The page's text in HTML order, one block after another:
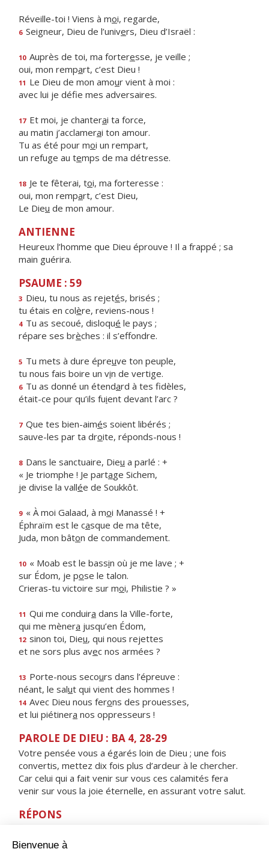
Réveille-toi ! Viens à moi, regarde,
6 Seigneur, Dieu de l’univers, Dieu d’Israël :
10 Auprès de toi, ma forteresse, je veille ;
oui, mon rempart, c’est Dieu !
11 Le Dieu de mon amour vient à moi :
avec lui je défe mes adversaires.
17 Et moi, je chanterai ta force,
au matin j’acclamerai ton amour.
Tu as été pour moi un rempart,
un refuge au temps de ma détresse.
18 Je te fêterai, toi, ma forteresse :
oui, mon rempart, c’est Dieu,
Le Dieu de mon amour.
ANTIENNE
Heureux l’homme que Dieu éprouve ! Il a frappé ; sa
main guérira.
PSAUME : 59
3 Dieu, tu nous as rejetés, brisés ;
tu étais en colère, reviens-nous !
4 Tu as secoué, disloqué le pays ;
répare ses brèches : il s’effondre.
5 Tu mets à dure épreuve ton peuple,
tu nous fais boire un vin de vertige.
6 Tu as donné un étendard à tes fidèles,
était-ce pour qu’ils fuient devant l’arc ?
7 Que tes bien-aimés soient libérés ;
sauve-les par ta droite, réponds-nous !
8 Dans le sanctuaire, Dieu a parlé : +
« Je triomphe ! Je partage Sichem,
je divise la vallée de Soukkôt.
9 « À moi Galaad, à moi Manassé ! +
Éphraïm est le casque de ma tête,
Juda, mon bâton de commandement.
10 « Moab est le bassin où je me lave ; +
sur Édom, je pose le talon.
Crieras-tu victoire sur moi, Philistie ? »
11 Qui me conduira dans la Ville-forte,
qui me mènera jusqu’en Édom,
12 sinon toi, Dieu, qui nous rejettes
et ne sors plus avec nos armées ?
13 Porte-nous secours dans l’épreuve :
néant, le salut qui vient des hommes !
14 Avec Dieu nous ferons des prouesses,
et lui piétinera nos oppresseurs !
PAROLE DE DIEU : BA 4, 28-29
Votre pensée vous a égarés loin de Dieu ; une fois
convertis, mettez dix fois plus d’ardeur à le chercher.
Car celui qui a fait venir sur vous ces calamités fera
venir sur vous la joie éternelle, en assurant votre salut.
RÉPONS
près de lui abonde le rachat.